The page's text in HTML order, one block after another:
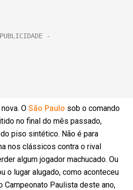
O São Paulo sob o comando
no final do mês passado,
piso sintético. Não é para
nos clássicos contra o rival
algum jogador machucado. Ou
o lugar alugado, como aconteceu
Campeonato Paulista deste ano,